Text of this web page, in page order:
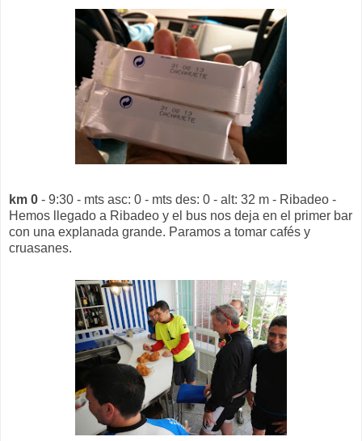
km 0 - 9:30 - mts asc: 0 - mts des: 0 - alt: 32 m - Ribadeo -
Hemos llegado a Ribadeo y el bus nos deja en el primer bar
con una explanada grande. Paramos a tomar cafés y
cruasanes.